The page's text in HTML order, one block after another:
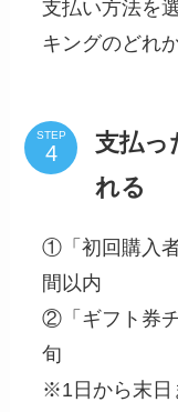
支払い方法を
キングのどれ
STEP
支払っ
れる
①「初回購入
間以内
②「ギフト券
旬
※1日から末日